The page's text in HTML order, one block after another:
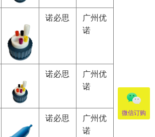
诺必思
广州优
诺
诺必思
广州优
诺
诺必思
广州优
诺
微信订购